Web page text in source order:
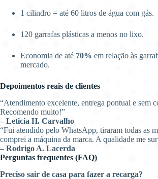
1 cilindro = até 60 litros de água com gás.
120 garrafas plásticas a menos no lixo.
Economia de até 70% em relação às
mercado.
Depoimentos reais de clientes
“Atendimento excelente, entrega pontual e sem
Recomendo muito!”
– Leticia H. Carvalho
“Fui atendido pelo WhatsApp, tiraram todas as
comprei a máquina da marca. A qualidade me
– Rodrigo A. Lacerda
Perguntas frequentes (FAQ)
Preciso sair de casa para fazer a recarga?